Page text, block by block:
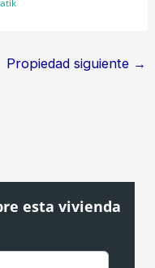
Propiedad siguiente →
esta vivienda